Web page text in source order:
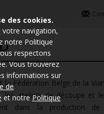
la Fédération Belge de la
les ateliers de découpe et
dans la production de
des cookies.
votre navigation,
notre Politique
respectons
Vous trouverez
informations sur
de
et notrePolitique